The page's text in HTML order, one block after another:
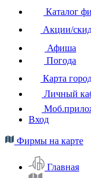
Каталог
Акции/
Афиша
Погода
Карта
Личный
Вход
Фирмы на карте
Главная